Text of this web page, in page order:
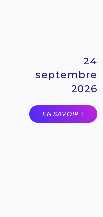
24
septembre
2026
EN SAVOIR +